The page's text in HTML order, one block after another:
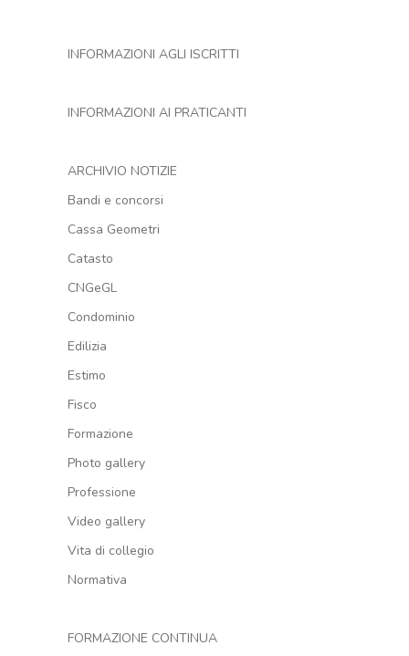
INFORMAZIONI AGLI ISCRITTI
INFORMAZIONI AI PRATICANTI
ARCHIVIO NOTIZIE
Bandi e concorsi
Cassa Geometri
Catasto
CNGeGL
Condominio
Edilizia
Estimo
Fisco
Formazione
Photo gallery
Professione
Video gallery
Vita di collegio
Normativa
FORMAZIONE CONTINUA